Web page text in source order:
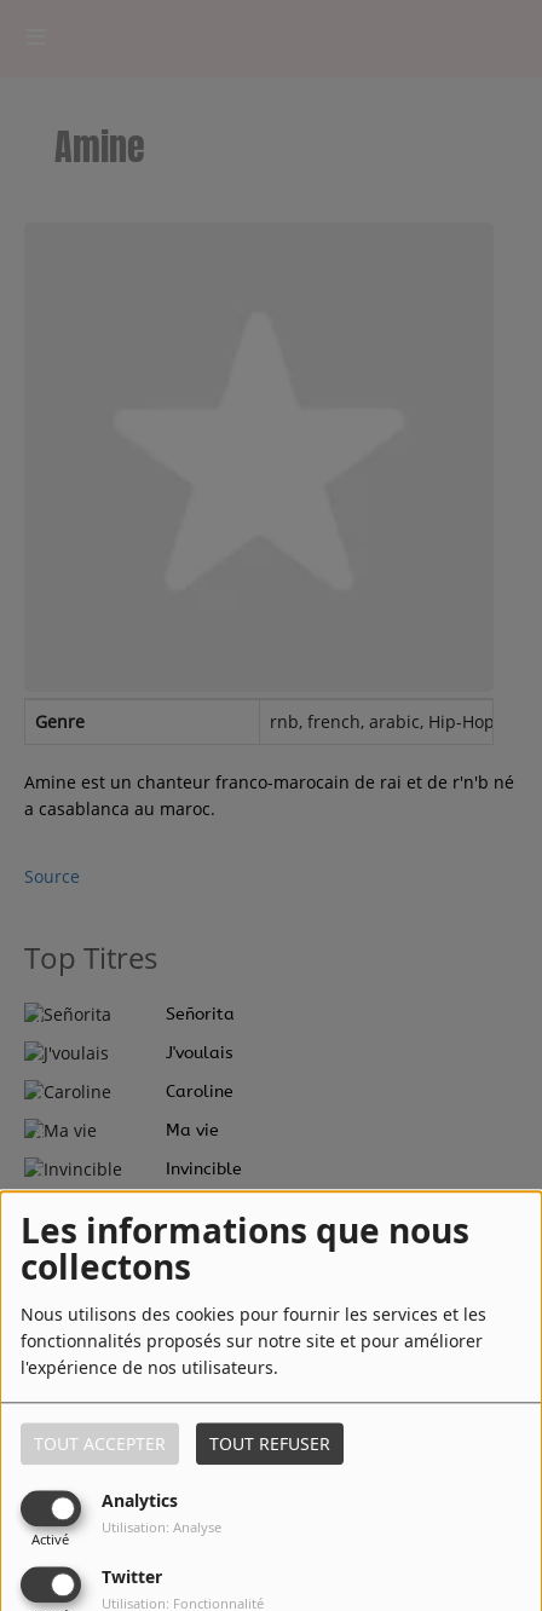
Les informations que nous
collectons
Nous utilisons des cookies pour fournir les services et les
fonctionnalités proposés sur notre site et pour améliorer
l'expérience de nos utilisateurs.
TOUT ACCEPTER TOUT REFUSER
Analytics
Activé
Utilisation: Analyse
Twitter
Utilisation: Fonctionnalité
RADIOPLAYER
SE CONNECTER
Amine
Genre rnb, french, arabic, Hip-Hop,
Amine est un chanteur franco-marocain de rai et de r'n'b né
a casablanca au maroc.
Source
Top Titres
1 Señorita
2 J'voulais
3 Caroline
4 Ma vie
5 Invincible
7 My girl
8 REEL IT IN
9 Spice Girl
10
Top Albums